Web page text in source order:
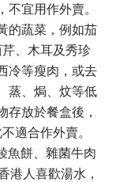
宜用作外賣。
的蔬菜，例如茄
、木耳及秀珍
冷等瘦肉，或去
蒸、焗、炆等低
存放於餐盒後，
適合作外賣。
魚餅、雜菌牛肉
港人喜歡湯水，